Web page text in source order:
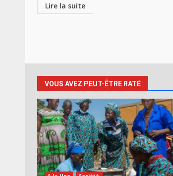
Lire la suite
VOUS AVEZ PEUT-ÊTRE RATÉ